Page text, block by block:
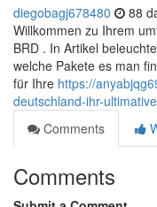
diegobagj678480 88
Willkommen zu Ihrem
BRD . In Artikel
welche Pakete es man
für Ihre https://
deutschland-ihr-
Comments
Comments